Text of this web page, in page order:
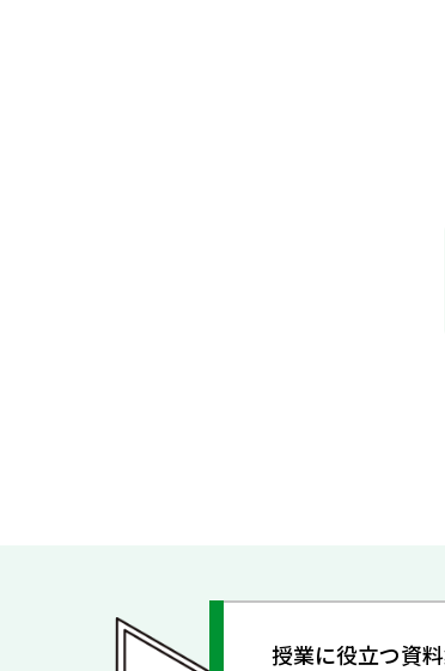
授業に役立つ資